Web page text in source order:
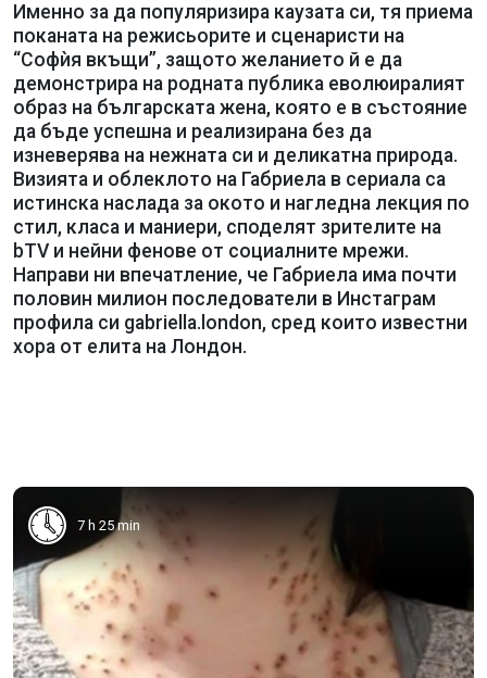
Именно за да популяризира каузата си, тя приема
поканата на режисьорите и сценаристи на
“Софѝя вкъщи”, защото желанието й е да
демонстрира на родната публика еволюиралият
образ на българската жена, която е в състояние
да бъде успешна и реализирана без да
изневерява на нежната си и деликатна природа.
Визията и облеклото на Габриела в сериала са
истинска наслада за окото и нагледна лекция по
стил, класа и маниери, споделят зрителите на
bTV и нейни фенове от социалните мрежи.
Направи ни впечатление, че Габриела има почти
половин милион последователи в Инстаграм
профила си gabriella.london, сред които известни
хора от елита на Лондон.
7 h 25 min